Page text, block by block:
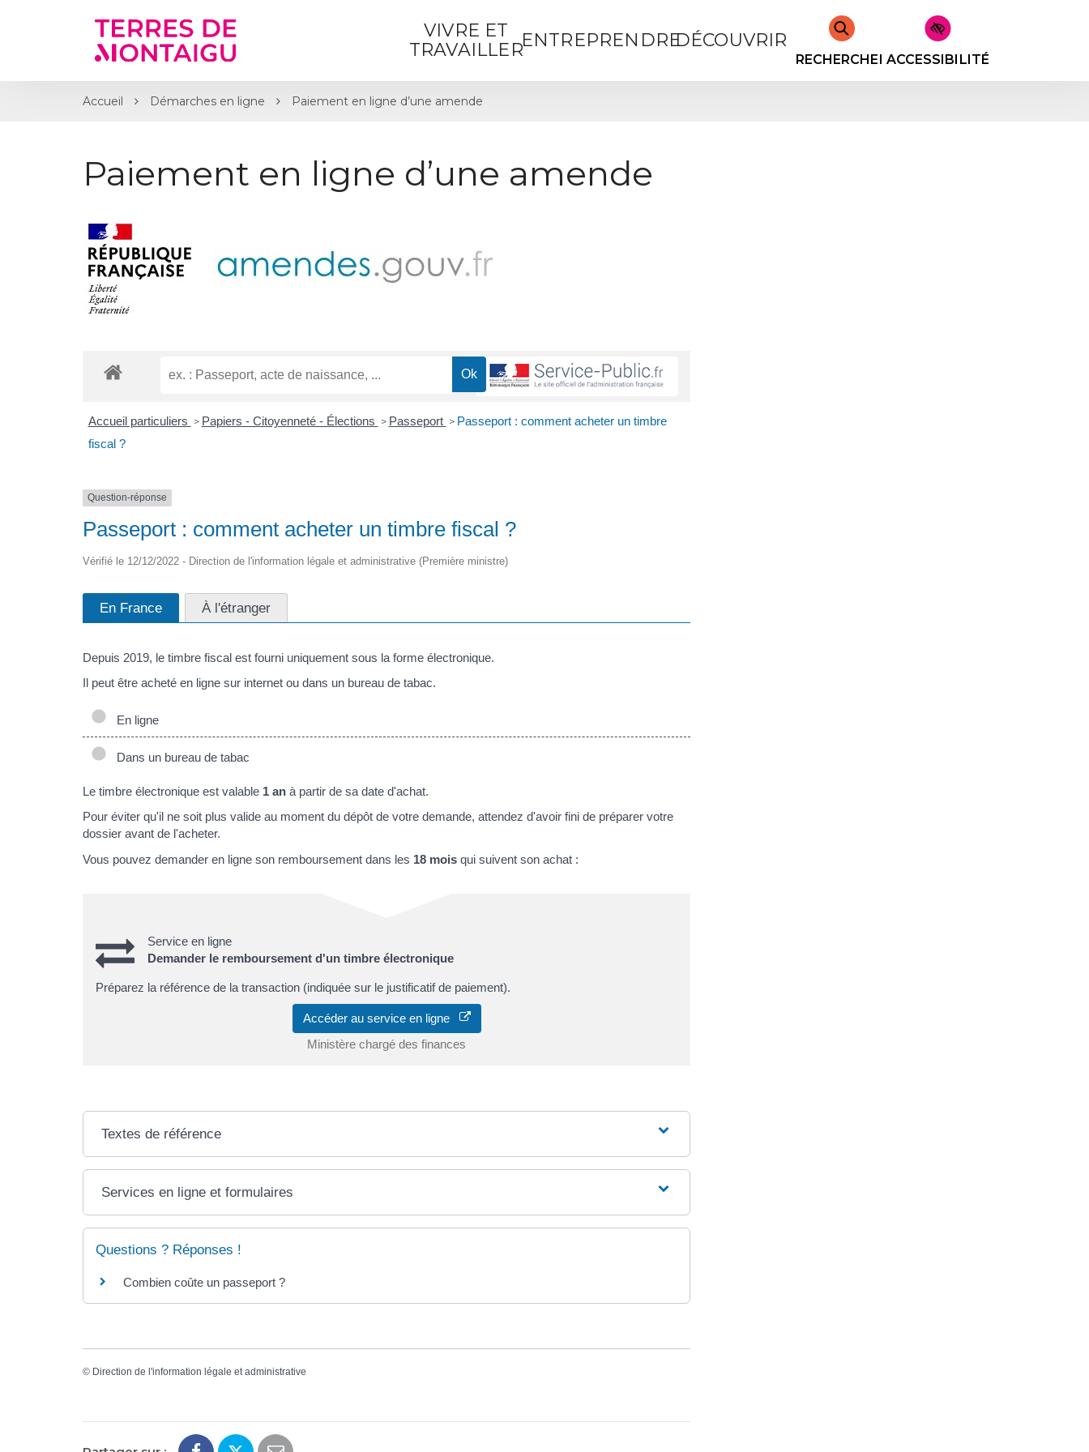
VIVRE ET
TRAVAILLERENTREPRENDREDÉCOUVRIR
RECHERCHERACCESSIBILITÉ
Accueil Démarches en ligne Paiement en ligne d’une amende
Paiement en ligne d’une amende
Accueil particuliers > Papiers - Citoyenneté - Élections > Passeport > Passeport : comment acheter un timbre
fiscal ?
Question-réponse
Passeport : comment acheter un timbre fiscal ?
Vérifié le 12/12/2022 - Direction de l'information légale et administrative (Première ministre)
En France À l'étranger
Depuis 2019, le timbre fiscal est fourni uniquement sous la forme électronique.
Il peut être acheté en ligne sur internet ou dans un bureau de tabac.
En ligne
Dans un bureau de tabac
Le timbre électronique est valable 1 an à partir de sa date d'achat.
Pour éviter qu'il ne soit plus valide au moment du dépôt de votre demande, attendez d'avoir fini de préparer votre
dossier avant de l'acheter.
Vous pouvez demander en ligne son remboursement dans les 18 mois qui suivent son achat :
Service en ligne
Demander le remboursement d'un timbre électronique
Préparez la référence de la transaction (indiquée sur le justificatif de paiement).
Accéder au service en ligne
Ministère chargé des finances
Textes de référence
Services en ligne et formulaires
Questions ? Réponses !
Combien coûte un passeport ?
© Direction de l'information légale et administrative